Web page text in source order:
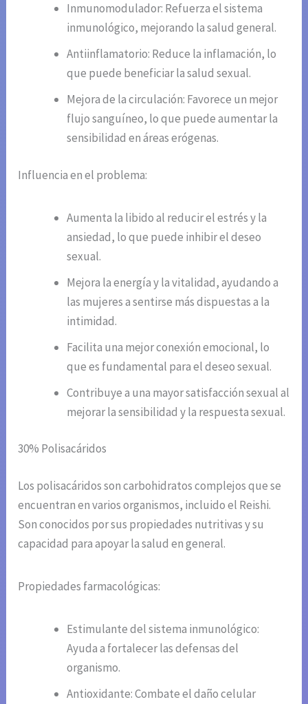
Inmunomodulador: Refuerza el sistema
inmunológico, mejorando la salud general.
Antiinflamatorio: Reduce la inflamación, lo
que puede beneficiar la salud sexual.
Mejora de la circulación: Favorece un mejor
flujo sanguíneo, lo que puede aumentar la
sensibilidad en áreas erógenas.
Influencia en el problema:
Aumenta la libido al reducir el estrés y la
ansiedad, lo que puede inhibir el deseo
sexual.
Mejora la energía y la vitalidad, ayudando a
las mujeres a sentirse más dispuestas a la
intimidad.
Facilita una mejor conexión emocional, lo
que es fundamental para el deseo sexual.
Contribuye a una mayor satisfacción sexual al
mejorar la sensibilidad y la respuesta sexual.
30% Polisacáridos
Los polisacáridos son carbohidratos complejos que se
encuentran en varios organismos, incluido el Reishi.
Son conocidos por sus propiedades nutritivas y su
capacidad para apoyar la salud en general.
Propiedades farmacológicas:
Estimulante del sistema inmunológico:
Ayuda a fortalecer las defensas del
organismo.
Antioxidante: Combate el daño celular